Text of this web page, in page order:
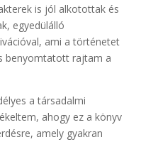
is jól alkotottak és
egyedülálló
ami a történetet
benyomtatott rajtam a
a társadalmi
ahogy ez a könyv
amely gyakran